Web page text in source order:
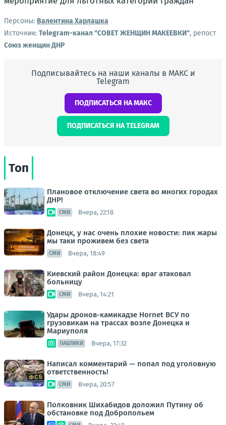
Персоны: Валентина Харлашка
Источник: Telegram-канал "СОВЕТ ЖЕНЩИН МАКЕЕВКИ", репост
Союз женщин ДНР
Подписывайтесь на наши каналы в МАКС и
Telegram
ПОДПИСАТЬСЯ НА МАКС
ПОДПИСАТЬСЯ НА TELEGRAM
Топ
Плановое отключение света во многих городах
ДНР!
СМИ Вчера, 22:18
Донецк, у нас очень плохие новости: пик жары
мы таки проживем без света
СМИ Вчера, 18:49
Киевский район Донецка: враг атаковал
больницу
СМИ Вчера, 14:21
Удары дронов-камикадзе Hornet ВСУ по
грузовикам на трассах возле Донецка и
Мариуполя
ПАБЛИКИ Вчера, 17:32
Написал комментарий — попал под уголовную
ответственность!
СМИ Вчера, 20:57
Полковник Шихабидов доложил Путину об
обстановке под Добропольем